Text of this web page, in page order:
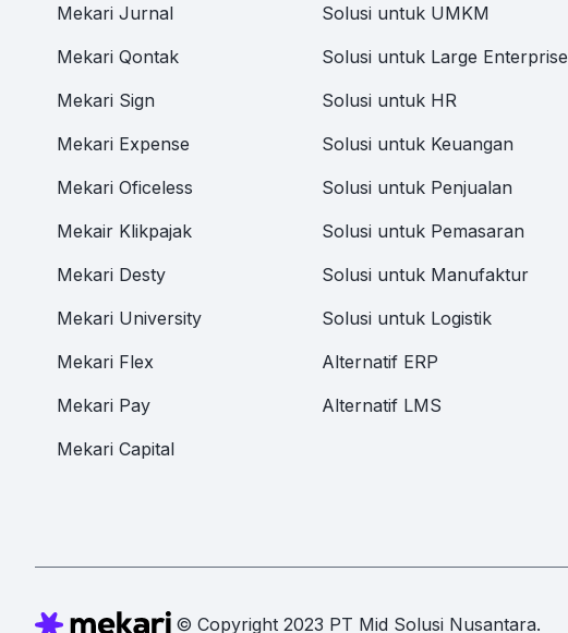
Mekari Jurnal
Mekari Qontak
Mekari Sign
Mekari Expense
Mekari Oficeless
Mekair Klikpajak
Mekari Desty
Mekari University
Mekari Flex
Mekari Pay
Mekari Capital
Solusi untuk UMKM
Solusi untuk Large Enterprise
Solusi untuk HR
Solusi untuk Keuangan
Solusi untuk Penjualan
Solusi untuk Pemasaran
Solusi untuk Manufaktur
Solusi untuk Logistik
Alternatif ERP
Alternatif LMS
© Copyright 2023 PT Mid Solusi Nusantara.